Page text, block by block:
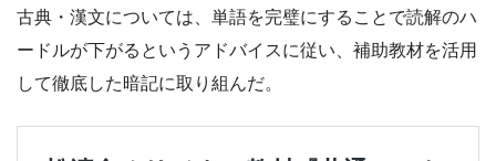
古典・漢文については、単語を完璧にすることで読解のハ
ードルが下がるというアドバイスに従い、補助教材を活用
して徹底した暗記に取り組んだ。